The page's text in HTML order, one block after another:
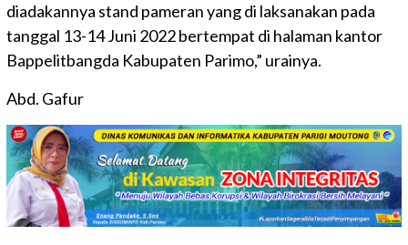
diadakannya stand pameran yang di laksanakan pada
tanggal 13-14 Juni 2022 bertempat di halaman kantor
Bappelitbangda Kabupaten Parimo,” urainya.
Abd. Gafur